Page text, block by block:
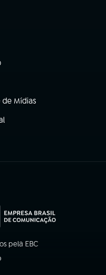
aba)
Mídias
aba)
pela EBC